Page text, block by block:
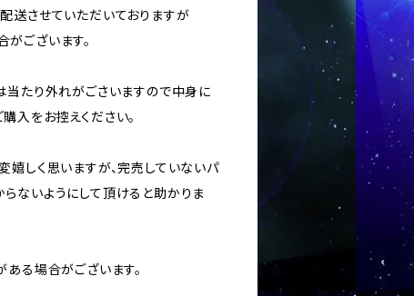
送させていただいておりますが
ございます。
当たり外れがごさいますので中身に
入をお控えください。
嬉しく思いますが、完売していないパ
ないようにして頂けると助かりま
ある場合がございます。